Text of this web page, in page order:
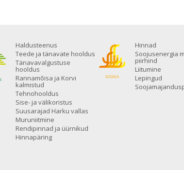
Haldusteenus
Teede ja tänavate hooldus
Tänavavalgustuse
hooldus
Rannamõisa ja Korvi
kalmistud
Tehnohooldus
Sise- ja välikoristus
Suusarajad Harku vallas
Muruniitmine
Rendipinnad ja üürnikud
Hinnapäring
Hinnad
Soojusenergia
piirhind
Liitumine
Lepingud